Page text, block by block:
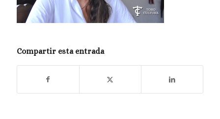
Compartir esta entrada